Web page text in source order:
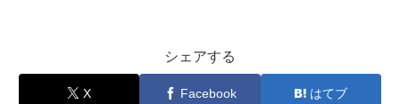
シェアする
X Facebook はてブ